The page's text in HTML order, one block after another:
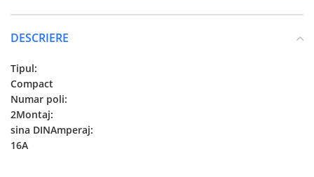
DESCRIERE
Tipul:
Compact
Numar poli:
2Montaj:
sina DINAmperaj:
16A